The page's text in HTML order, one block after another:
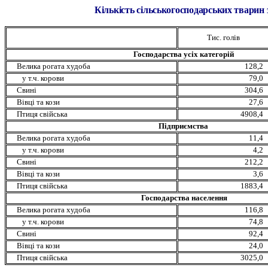
Кількість сільськогосподарських
Тис. голів
Господарства усіх категорій
Велика рогата худоба
128,2
у т.ч. корови
79,0
Свині
304,6
Вівці та кози
27,6
Птиця свійська
4908,4
Підприємства
Велика рогата худоба
11,4
у т.ч. корови
4,2
Свині
212,2
Вівці та кози
3,6
Птиця свійська
1883,4
Господарства населення
Велика рогата худоба
116,8
у т.ч. корови
74,8
Свині
92,4
Вівці та кози
24,0
Птиця свійська
3025,0